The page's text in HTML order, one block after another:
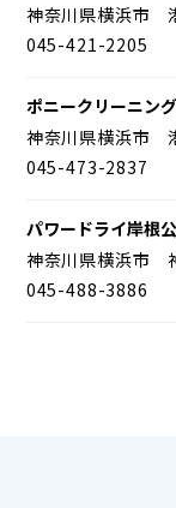
神奈川県横浜市
045-421-2205
ポニークリーニン
神奈川県横浜市
045-473-2837
パワードライ岸根
神奈川県横浜市
045-488-3886